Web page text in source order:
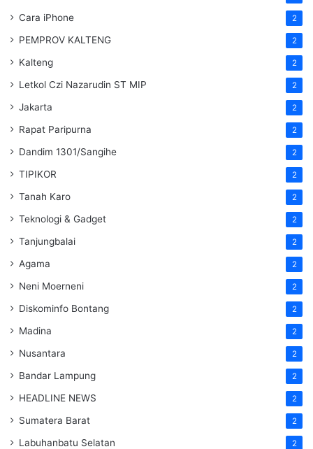
Cara iPhone 2
PEMPROV KALTENG 2
Kalteng 2
Letkol Czi Nazarudin ST MIP 2
Jakarta 2
Rapat Paripurna 2
Dandim 1301/Sangihe 2
TIPIKOR 2
Tanah Karo 2
Teknologi & Gadget 2
Tanjungbalai 2
Agama 2
Neni Moerneni 2
Diskominfo Bontang 2
Madina 2
Nusantara 2
Bandar Lampung 2
HEADLINE NEWS 2
Sumatera Barat 2
Labuhanbatu Selatan 2